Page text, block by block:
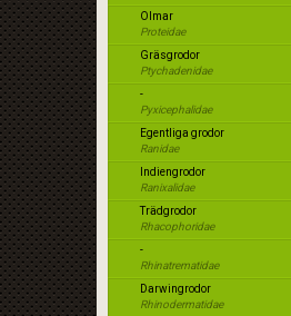
Olmar
Proteidae
Gräsgrodor
Ptychadenidae
-
Pyxicephalidae
Egentliga grodor
Ranidae
Indiengrodor
Ranixalidae
Trädgrodor
Rhacophoridae
-
Rhinatrematidae
Darwingrodor
Rhinodermatidae